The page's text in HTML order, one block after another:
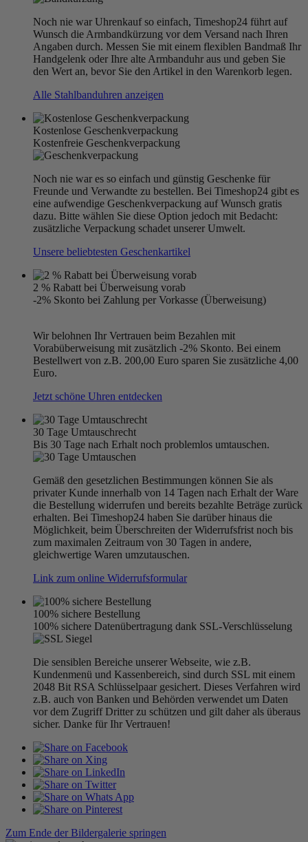
Noch nie war Uhrenkauf so einfach, Timeshop24 führt auf
Wunsch die Armbandkürzung vor dem Versand nach Ihren
Angaben durch. Messen Sie mit einem flexiblen Bandmaß Ihr
Handgelenk oder Ihre alte Armbanduhr aus und geben Sie
den Wert an, bevor Sie den Artikel in den Warenkorb legen.
Alle Stahlbanduhren anzeigen
Kostenlose Geschenkverpackung
Kostenfreie Geschenkverpackung
Noch nie war es so einfach und günstig Geschenke für
Freunde und Verwandte zu bestellen. Bei Timeshop24 gibt es
eine aufwendige Geschenkverpackung auf Wunsch gratis
dazu. Bitte wählen Sie diese Option jedoch mit Bedacht:
zusätzliche Verpackung schadet unserer Umwelt.
Unsere beliebtesten Geschenkartikel
2 % Rabatt bei Überweisung vorab
-2% Skonto bei Zahlung per Vorkasse (Überweisung)
Wir belohnen Ihr Vertrauen beim Bezahlen mit
Vorabüberweisung mit zusätzlich -2% Skonto. Bei einem
Bestellwert von z.B. 200,00 Euro sparen Sie zusätzliche 4,00
Euro.
Jetzt schöne Uhren entdecken
30 Tage Umtauschrecht
Bis 30 Tage nach Erhalt noch problemlos umtauschen.
Gemäß den gesetzlichen Bestimmungen können Sie als
privater Kunde innerhalb von 14 Tagen nach Erhalt der Ware
die Bestellung widerrufen und bereits bezahlte Beträge zurück
erhalten. Bei Timeshop24 haben Sie darüber hinaus die
Möglichkeit, beim Überschreiten der Widerrufsfrist noch bis
zum maximalen Zeitraum von 30 Tagen in andere,
gleichwertige Waren umzutauschen.
Link zum online Widerrufsformular
100% sichere Bestellung
100% sichere Datenübertragung dank SSL-Verschlüsselung
Die sensiblen Bereiche unserer Webseite, wie z.B.
Kundenmenü und Kassenbereich, sind durch SSL mit einem
2048 Bit RSA Schlüsselpaar gesichert. Dieses Verfahren wird
z.B. auch von Banken und Behörden verwendet um Daten
vor dem Zugriff Dritter zu schützen und gilt daher als überaus
sicher. Danke für Ihr Vertrauen!
Zum Ende der Bildergalerie springen